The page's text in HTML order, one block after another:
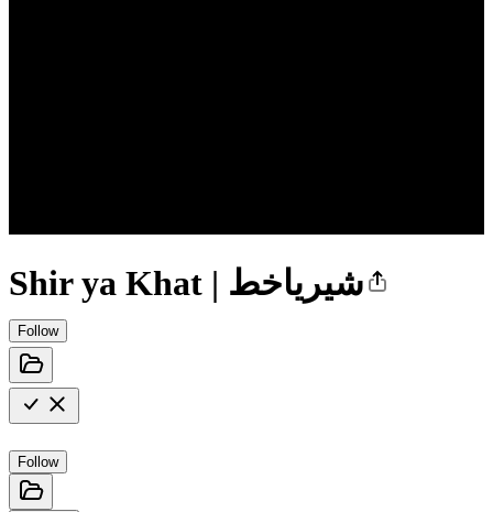
Shir ya Khat | شیریاخط
Follow
Follow